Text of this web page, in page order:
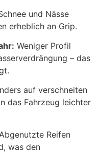
und Nässe
erheblich an Grip.
Weniger Profil
– das
auf verschneiten
das Fahrzeug leichter
Abgenutzte Reifen
was den